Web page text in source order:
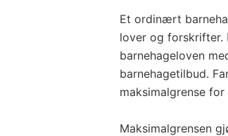
Et ordinært
lover og forskrifter.
barnehageloven
barnehagetilbud.
maksimalgrense
Maksimalgrensen